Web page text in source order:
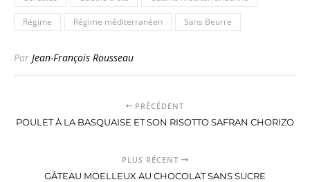
Régime Régime méditerranéen Sans Beurre
Par Jean-François Rousseau
PRÉCÉDENT
POULET À LA BASQUAISE ET SON RISOTTO SAFRAN CHORIZO
PLUS RÉCENT
GÂTEAU MOELLEUX AU CHOCOLAT SANS SUCRE